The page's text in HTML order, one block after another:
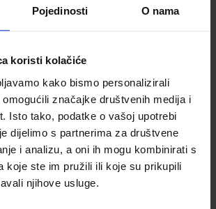
Pojedinosti O nama
koristi kolačiće
kako bismo personalizirali
značajke društvenih medija i
Isto tako, podatke o vašoj upotrebi
dijelimo s partnerima za društvene
i analizu, a oni ih mogu kombinirati s
koje ste im pružili ili koje su prikupili
njihove usluge.
30 3.RAZRED SŠ
3 STRUKOVNA
4434